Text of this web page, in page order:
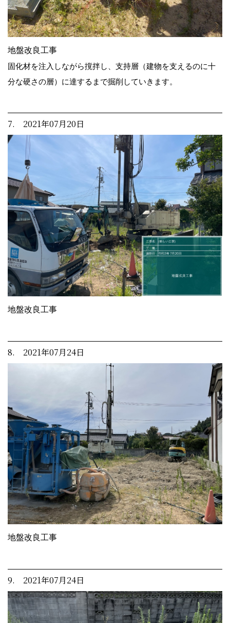
地盤改良工事
固化材を注入しながら撹拌し、支持層（建物を支えるのに十
分な硬さの層）に達するまで掘削していきます。
7. 2021年07月20日
地盤改良工事
8. 2021年07月24日
地盤改良工事
9. 2021年07月24日